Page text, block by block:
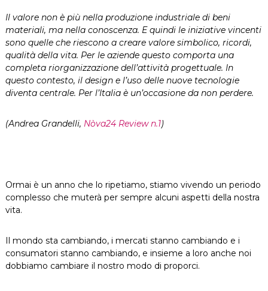
Il valore non è più nella produzione industriale di beni
materiali, ma nella conoscenza. E quindi le iniziative vincenti
sono quelle che riescono a creare valore simbolico, ricordi,
qualità della vita. Per le aziende questo comporta una
completa riorganizzazione dell’attività progettuale. In
questo contesto, il design e l’uso delle nuove tecnologie
diventa centrale. Per l’Italia è un’occasione da non perdere.
(Andrea Grandelli, Nòva24 Review n.1)
Ormai è un anno che lo ripetiamo, stiamo vivendo un periodo
complesso che muterà per sempre alcuni aspetti della nostra
vita.
Il mondo sta cambiando, i mercati stanno cambiando e i
consumatori stanno cambiando, e insieme a loro anche noi
dobbiamo cambiare il nostro modo di proporci.